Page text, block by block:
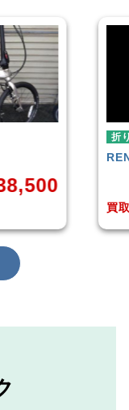
AL-FDB140
¥16,799